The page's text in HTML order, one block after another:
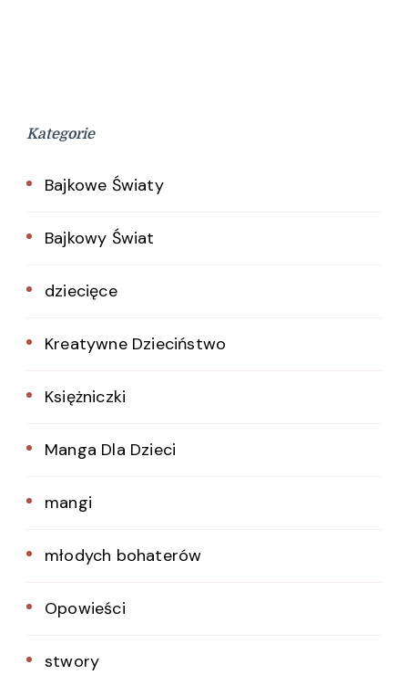
Kategorie
Bajkowe Światy
Bajkowy Świat
dziecięce
Kreatywne Dzieciństwo
Księżniczki
Manga Dla Dzieci
mangi
młodych bohaterów
Opowieści
stwory